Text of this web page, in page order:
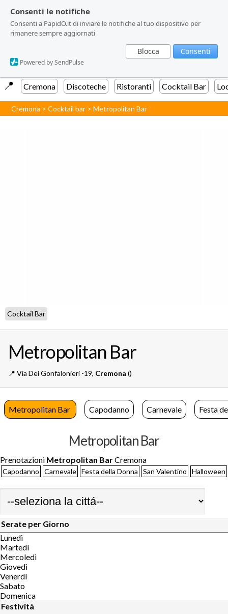
Consenti le notifiche
Consenti a PapidO.it di inviare le notifiche al tuo dispositivo per
rimanere sempre aggiornati
Blocca Consenti
Powered by SendPulse
Consenti le notifiche
Consenti a PapidO.it di inviare le notifiche al tuo dispositivo per
rimanere sempre aggiornati
Blocca Consenti
Powered by SendPulse
📍️ Cremona Discoteche Ristoranti Cocktail Bar
Cremona >Cocktail bar >Metropolitan Bar
Cocktail Bar
Metropolitan Bar
📍️ Via Dei Gonfalonieri -19, Cremona ()
Metropolitan Bar Capodanno Carnevale Festa
Metropolitan Bar
Prenotazioni Metropolitan BarCremona
Capodanno Carnevale Festa della Donna San Valentino Halloween
Serate per Giorno
Lunedì
Martedì
Mercoledì
Giovedì
Venerdì
Sabato
Domenica
Festività